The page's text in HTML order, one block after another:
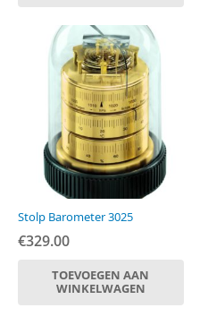
Stolp Barometer 3025
€329.00
TOEVOEGEN AAN
WINKELWAGEN